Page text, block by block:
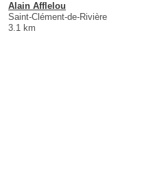
Alain Afflelou
Saint-Clément-de-Rivière
3.1 km